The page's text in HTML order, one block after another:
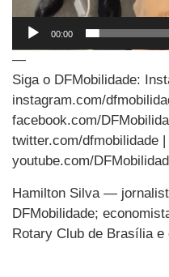
00:00
—
Siga o DFMobilidade:
instagram.com/
facebook.com/
twitter.com/dfmobilidade |
youtube.com/
Hamilton Silva —
DFMobilidade;
Rotary Club de Brasília e